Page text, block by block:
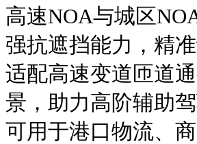
高速NOA与城区
强抗遮挡能力，精
适配高速变道匝道
景，助力高阶辅助
可用于港口物流、